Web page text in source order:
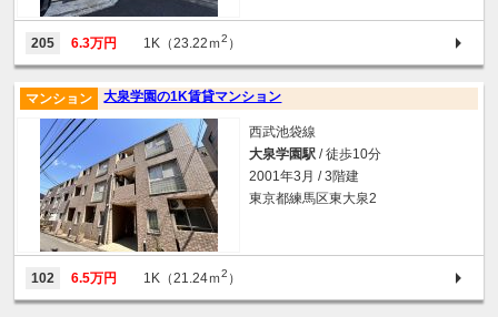
205 6.3万円 1K（23.22ｍ2 ）
大泉学園の1K賃貸マンション
マンション
西武池袋線
大泉学園駅 / 徒歩10分
2001年3月 / 3階建
東京都練馬区東大泉2
102 6.5万円 1K（21.24ｍ2 ）